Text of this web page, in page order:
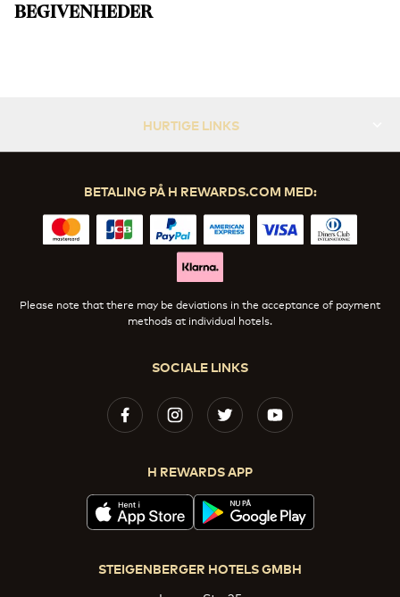
BEGIVENHEDER
Den lille kok
HURTIGE LINKS
SOCIALE LINKS
H REWARDS APP
BETALING PÅ H REWARDS.COM MED:
Please note that there may be deviations in the acceptance of payment
methods at individual hotels.
STEIGENBERGER HOTELS GMBH